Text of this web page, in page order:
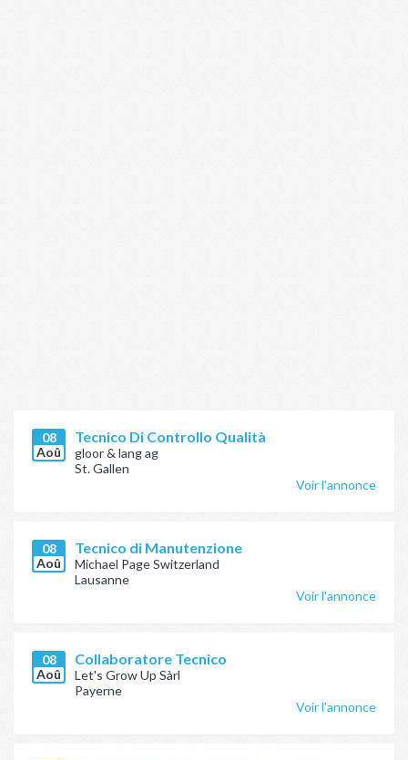
08
Aoû
Tecnico Di Controllo Qualità
gloor & lang ag
St. Gallen
Voir l'annonce
08
Aoû
Tecnico di Manutenzione
Michael Page Switzerland
Lausanne
Voir l'annonce
08
Aoû
Collaboratore Tecnico
Let's Grow Up Sàrl
Payerne
Voir l'annonce